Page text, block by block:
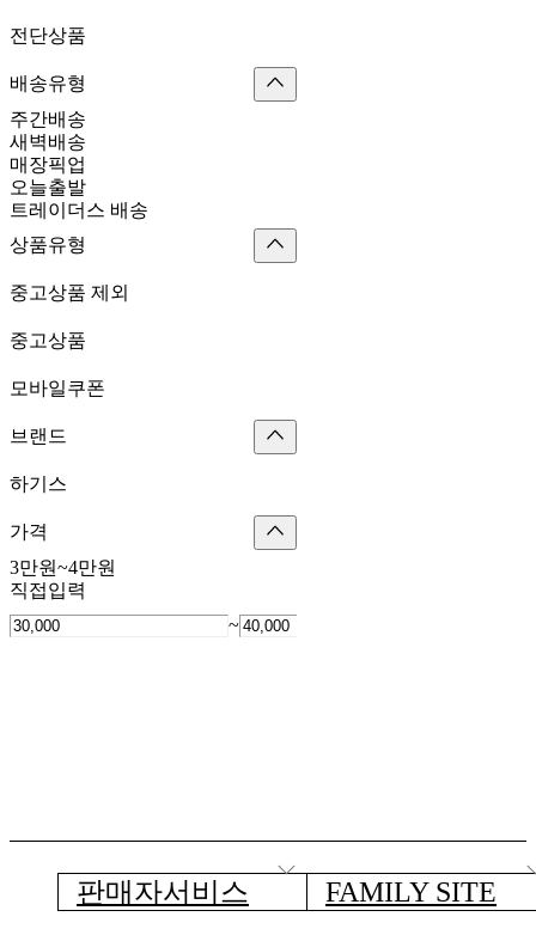
전단상품
배송유형
주간배송
새벽배송
매장픽업
오늘출발
트레이더스 배송
상품유형
중고상품 제외
중고상품
모바일쿠폰
브랜드
하기스
가격
3만원~4만원
직접입력
~
판매자서비스 FAMILY SITE